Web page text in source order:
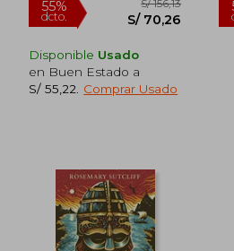
Disponible Usado
en Buen Estado a
S/ 55,22
Comprar Usado